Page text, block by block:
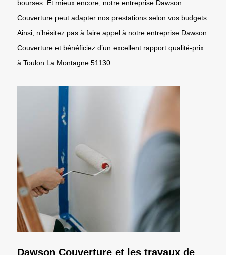
bourses. Et mieux encore, notre entreprise Dawson
Couverture peut adapter nos prestations selon vos budgets.
Ainsi, n’hésitez pas à faire appel à notre entreprise Dawson
Couverture et bénéficiez d’un excellent rapport qualité-prix
à Toulon La Montagne 51130.
Dawson Couverture et les travaux de